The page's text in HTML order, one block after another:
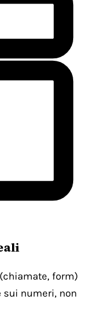
form)
sui numeri, non